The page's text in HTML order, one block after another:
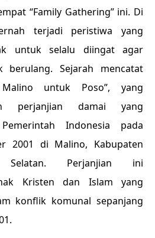
“Family Gathering” ini. Di
terjadi peristiwa yang
untuk selalu diingat agar
berulang. Sejarah mencatat
untuk Poso”, yang
perjanjian damai yang
Indonesia pada
2001 di Malino, Kabupaten
Selatan. Perjanjian ini
Kristen dan Islam yang
konflik komunal sepanjang